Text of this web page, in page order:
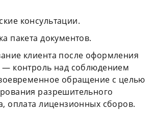
консультации.
пакета документов.
клиента после оформления
— контроль над соблюдением
обращение с целью
разрешительного
оплата лицензионных сборов.